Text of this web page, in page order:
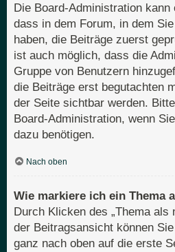
Die Board-Administration kann
dass in dem Forum, in dem
haben, die Beiträge zuerst
ist auch möglich, dass die
Gruppe von Benutzern
die Beiträge erst begutachten
der Seite sichtbar werden.
Board-Administration, wenn
dazu benötigen.
Nach oben
Wie markiere ich ein Thema
Durch Klicken des „Thema als
der Beitragsansicht können
ganz nach oben auf die erste